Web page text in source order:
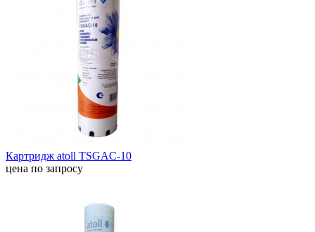
Картридж atoll TSGAC-10
цена по запросу